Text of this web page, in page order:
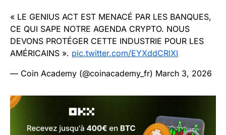
« LE GENIUS ACT EST MENACÉ PAR LES BANQUES,
CE QUI SAPE NOTRE AGENDA CRYPTO. NOUS
DEVONS PROTÉGER CETTE INDUSTRIE POUR LES
AMÉRICAINS ». pic.twitter.com/EYXddCRlXI
— Coin Academy (@coinacademy_fr) March 3, 2026